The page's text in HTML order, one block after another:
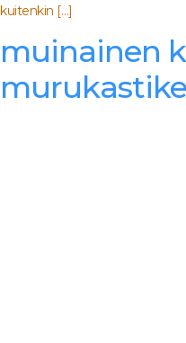
kuitenkin […]
muinainen
murukastike